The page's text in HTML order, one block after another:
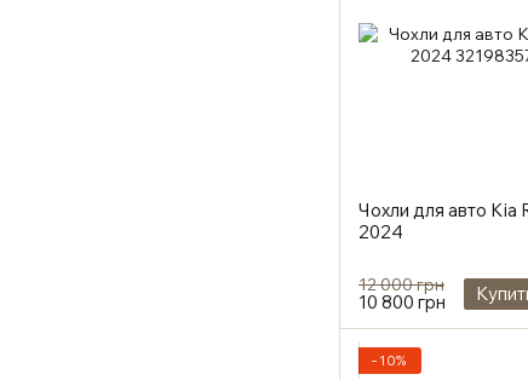
Чохли для авто Kia
2024
12 000 грн
10 800 грн
−10%